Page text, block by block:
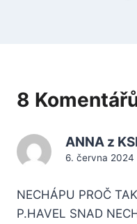
8
ANNA z
6. června 2024
NECHÁPU PROČ
P.HAVEL SNAD